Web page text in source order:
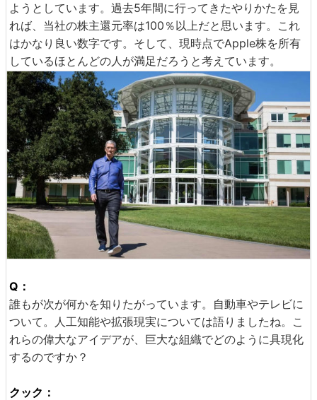
ようとしています。過去5年間に行ってきたやりかたを見
れば、当社の株主還元率は100％以上だと思います。これ
はかなり良い数字です。そして、現時点でApple株を所有
しているほとんどの人が満足だろうと考えています。
Q：
誰もが次が何かを知りたがっています。自動車やテレビに
ついて。人工知能や拡張現実については語りましたね。こ
れらの偉大なアイデアが、巨大な組織でどのように具現化
するのですか？
クック：